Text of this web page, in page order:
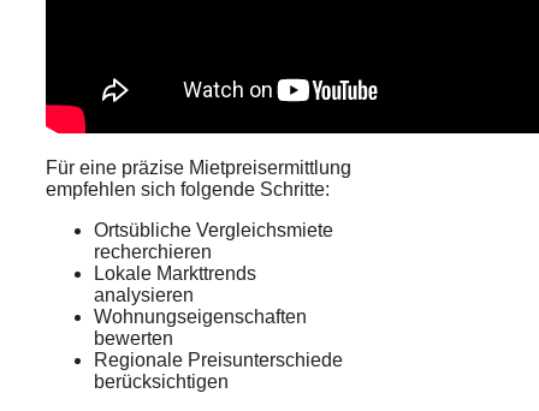
Für eine präzise Mietpreisermittlung
empfehlen sich folgende Schritte:
Ortsübliche Vergleichsmiete
recherchieren
Lokale Markttrends
analysieren
Wohnungseigenschaften
bewerten
Regionale Preisunterschiede
berücksichtigen